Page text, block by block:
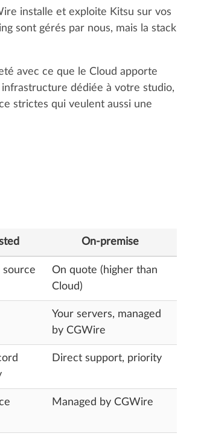
installe et exploite Kitsu sur vos
sont gérés par nous, mais la stack
avec ce que le Cloud apporte
dédiée à votre studio,
strictes qui veulent aussi une
On-premise
source
On quote (higher than
Cloud)
Your servers, managed
by CGWire
Direct support, priority
Managed by CGWire